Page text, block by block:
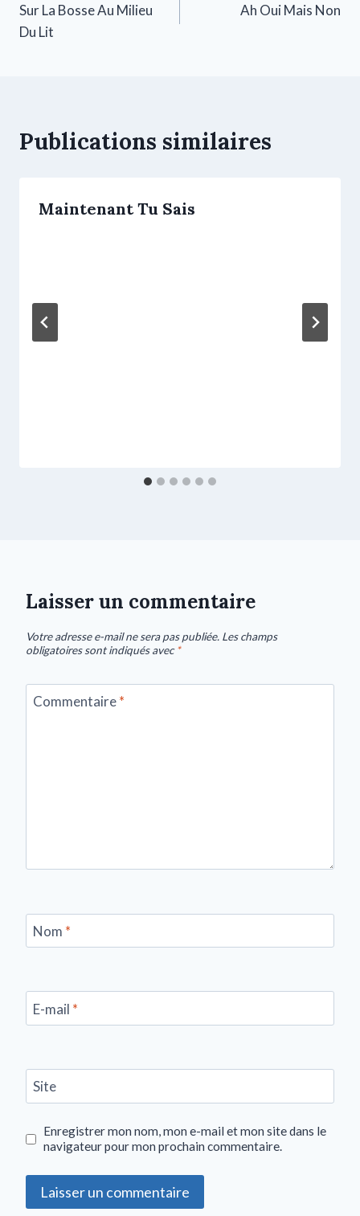
Sur La Bosse Au Milieu
Du Lit
Ah Oui Mais Non
Publications similaires
Maintenant Tu Sais
Laisser un commentaire
Votre adresse e-mail ne sera pas publiée. Les champs
obligatoires sont indiqués avec*
Commentaire*
Nom *
E-mail *
Site
Enregistrer mon nom, mon e-mail et mon site dans le
navigateur pour mon prochain commentaire.